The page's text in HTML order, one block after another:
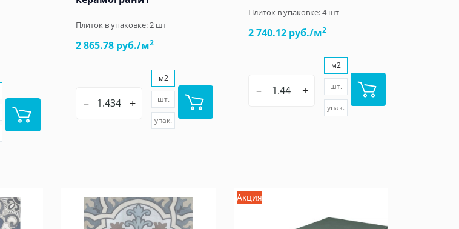
Плиток в упаковке:2 шт
2 865.78 руб./м2
– +
м2
шт.
упак.
Плиток в упаковке:4шт
2 740.12 руб./м2
– +
м2
шт.
упак.
Акция